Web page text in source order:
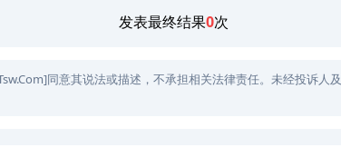
发表最终结果0次
同意其说法或描述，不承担相关法律责任。未经投诉人及